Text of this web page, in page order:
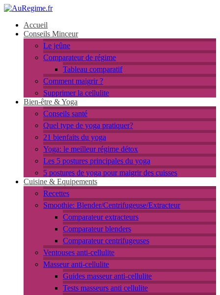
Accueil
Conseils Minceur
Le jeûne
Comparateur de régime
Tableau comparatif
Comment maigrir ?
Supprimer la cellulite
Bien-être & Yoga
Conseils santé
Quel type de yoga pratiquer?
21 bienfaits du yoga
Yoga: le meilleur régime détox
Les 5 postures principales du yoga
5 postures de yoga pour maigrir des cuisses
Cuisine & Equipements
Recettes
Smoothie: Blender/Centrifugeuse/Extracteur
Comparateur extracteurs
Comparateur blenders
Comparateur centrifugeuses
Ventouses anti-cellulite
Masseur anti-cellulite
Guides masseur anti-cellulite
Tests masseurs anti cellulite